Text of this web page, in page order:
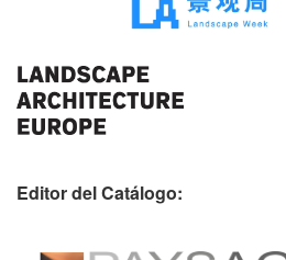
Editor del Catálogo: